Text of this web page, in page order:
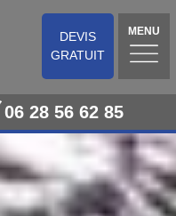
DEVIS
GRATUIT
MENU
06 28 56 62 85